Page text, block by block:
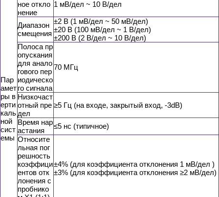
Пар
амет
ры в
ерти
каль
ной
сист
емы
ное откло
нение
1 мВ/дел ~ 10 В/дел
Диапазон
смещения
±2 В (1 мВ/дел ~ 50 мВ/дел)
±20 В (100 мВ/дел ~ 1 В/дел)
±200 В (2 В/дел ~ 10 В/дел)
Полоса пр
опускания
для анало
гового пер
иодическо
го сигнала
70 МГц
Низкочаст
отный пре
дел
≥5 Гц (на входе, закрытый вход, -3dB)
Время нар
астания
≤5 нс (типичное)
Относите
льная пог
решность
коэффици
ентов отк
лонения с
пробнико
±4% (для коэффициента отклонения 1 мВ/дел )
±3% (для коэффициента отклонения ≥2 мВ/дел)